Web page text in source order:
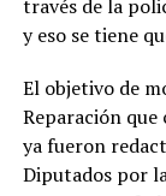
través de la
y eso se tiene
El objetivo de
Reparación
ya fueron
Diputados por